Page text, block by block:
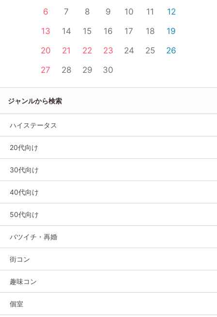
6
7 8 9 10 11
12
13
14 15 16 17 18
19
20
21 22 23 24 25
26
27
28 29 30
ジャンルから検索
ハイステータス
20代向け
30代向け
40代向け
50代向け
バツイチ・再婚
街コン
趣味コン
個室